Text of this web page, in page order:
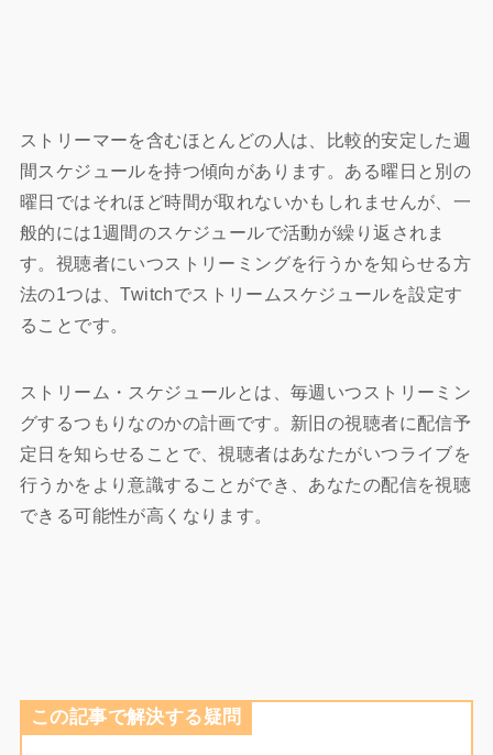
ストリーマーを含むほとんどの人は、比較的安定した週
間スケジュールを持つ傾向があります。ある曜日と別の
曜日ではそれほど時間が取れないかもしれませんが、一
般的には1週間のスケジュールで活動が繰り返されま
す。視聴者にいつストリーミングを行うかを知らせる方
法の1つは、Twitchでストリームスケジュールを設定す
ることです。
ストリーム・スケジュールとは、毎週いつストリーミン
グするつもりなのかの計画です。新旧の視聴者に配信予
定日を知らせることで、視聴者はあなたがいつライブを
行うかをより意識することができ、あなたの配信を視聴
できる可能性が高くなります。
この記事で解決する疑問